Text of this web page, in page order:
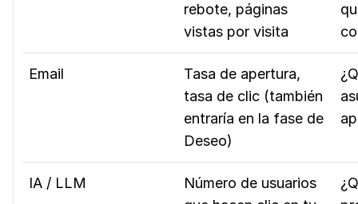
rebote, páginas
vistas por visita
Email
Tasa de apertura,
tasa de clic (también
entraría en la fase de
Deseo)
IA / LLM
Número de usuarios